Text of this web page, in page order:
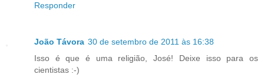
Responder
João Távora 30 de setembro de 2011 às 16:38
Isso é que é uma religião, José! Deixe isso para os
cientistas :-)